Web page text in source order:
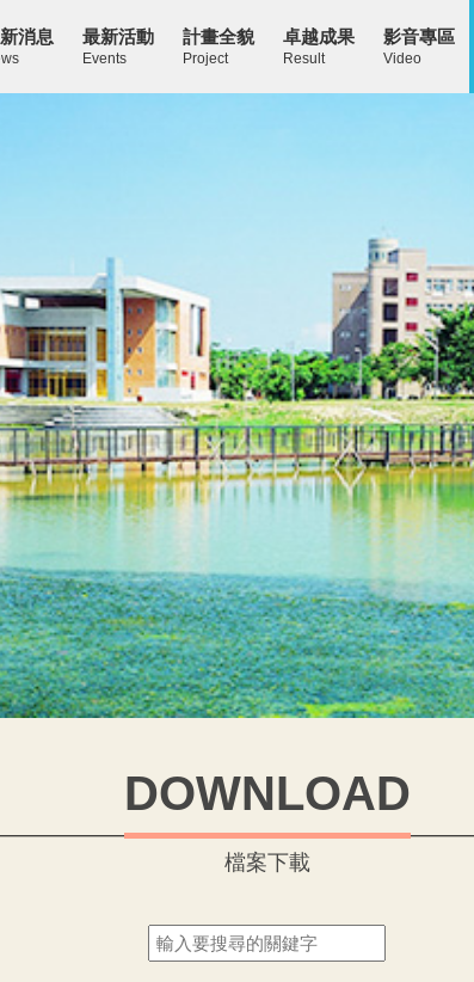
消息 最新活動
Events
計畫全貌
Project
卓越成果
Result
影音專區
Video
DOWNLOAD
檔案下載